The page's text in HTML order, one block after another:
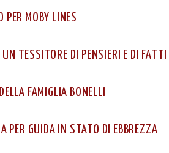
PER MOBY LINES
TESSITORE DI PENSIERI E DI FATTI
FAMIGLIA BONELLI
PER GUIDA IN STATO DI EBBREZZA